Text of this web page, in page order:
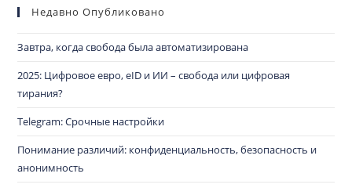
Недавно Опубликовано
Завтра, когда свобода была автоматизирована
2025: Цифровое евро, eID и ИИ – свобода или цифровая
тирания?
Telegram: Срочные настройки
Понимание различий: конфиденциальность, безопасность и
анонимность